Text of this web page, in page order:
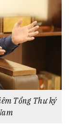
Tổng Thư ký